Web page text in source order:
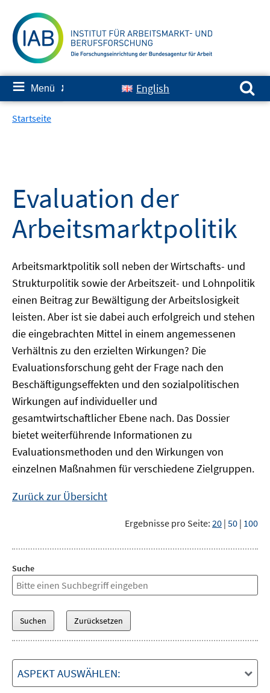
zum
Inhalt
≡ Menü ✘ English
Suchen nach:
Startseite
Evaluation der
Arbeitsmarktpolitik
Arbeitsmarktpolitik soll neben der Wirtschafts- und
Strukturpolitik sowie der Arbeitszeit- und Lohnpolitik
einen Beitrag zur Bewältigung der Arbeitslosigkeit
leisten. Aber ist sie dabei auch erfolgreich und stehen
die eingebrachten Mittel in einem angemessenen
Verhältnis zu den erzielten Wirkungen? Die
Evaluationsforschung geht der Frage nach den
Beschäftigungseffekten und den sozialpolitischen
Wirkungen auf individueller und
gesamtwirtschaftlicher Ebene nach. Das Dossier
bietet weiterführende Informationen zu
Evaluationsmethoden und den Wirkungen von
einzelnen Maßnahmen für verschiedene Zielgruppen.
Zurück zur Übersicht
Ergebnisse pro Seite: 20 | 50 | 100
Suche
ASPEKT AUSWÄHLEN: